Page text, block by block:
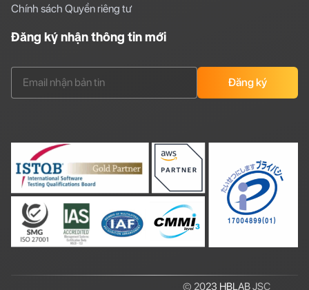
Chính sách Quyền riêng tư
Đăng ký nhận thông tin mới
Đăng ký
© 2023 HBLAB JSC